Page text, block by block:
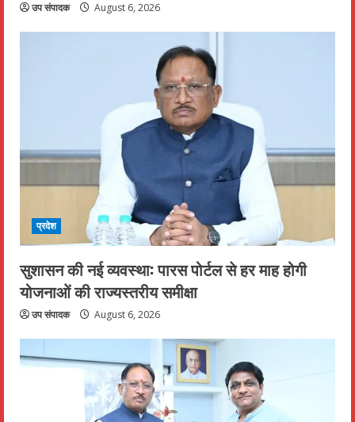
उप संपादक August 6, 2026
प्रदेश
सुशासन की नई व्यवस्था: पारस पोर्टल से हर माह होगी
योजनाओं की राज्यस्तरीय समीक्षा
उप संपादक August 6, 2026